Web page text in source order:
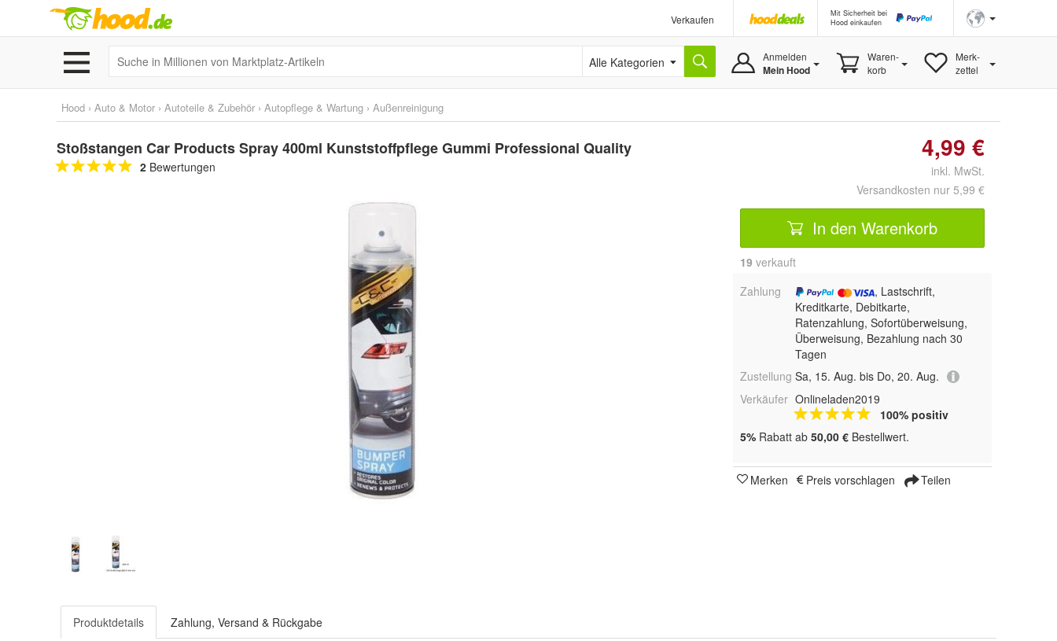
Verkaufen
Mit Sicherheit bei
Hood einkaufen
Alle Kategorien Anmelden
Mein Hood
Waren-
korb
Merk-
zettel
Hood › Auto & Motor › Autoteile & Zubehör › Autopflege & Wartung › Außenreinigung
Stoßstangen Car Products Spray 400ml Kunststoffpflege Gummi Professional Quality
2 Bewertungen
4,99 €
inkl. MwSt.
Versandkosten nur 5,99 €
In den Warenkorb
19 verkauft
Zahlung
, Lastschrift,
Kreditkarte, Debitkarte,
Ratenzahlung, Sofortüberweisung,
Überweisung, Bezahlung nach 30
Tagen
Zustellung Sa, 15. Aug. bis Do, 20. Aug.
Verkäufer Onlineladen2019
100% positiv
5% Rabatt ab 50,00 € Bestellwert.
Merken Preis vorschlagen Teilen
Produktdetails Zahlung, Versand & Rückgabe